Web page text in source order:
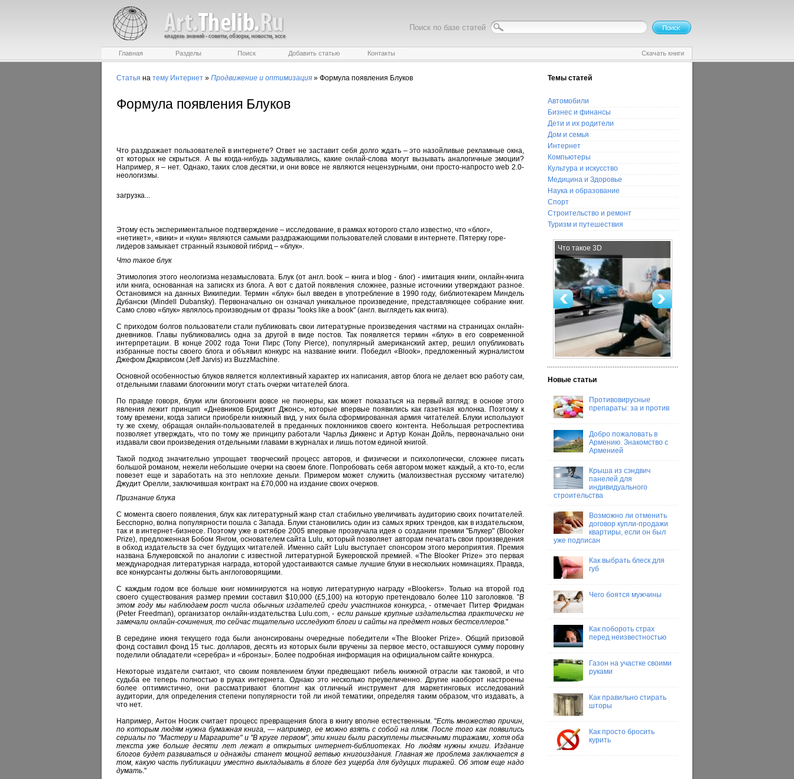
Поиск по базе статей
Главная Разделы Поиск Добавить статью Контакты Скачать книги
Статья на тему Интернет » Продвижение и оптимизация » Формула появления Блуков
Формула появления Блуков
Что раздражает пользователей в интернете? Ответ не заставит себя долго ждать – это назойливые рекламные окна,
от которых не скрыться. А вы когда-нибудь задумывались, какие онлай-слова могут вызывать аналогичные эмоции?
Например, я – нет. Однако, таких слов десятки, и они вовсе не являются нецензурными, они просто-напросто web 2.0-
неологизмы.
загрузка...
Этому есть экспериментальное подтверждение – исследование, в рамках которого стало известно, что «блог»,
«нетикет», «вики» и «куки» являются самыми раздражающими пользователей словами в интернете. Пятерку горе-
лидеров замыкает странный языковой гибрид – «блук».
Что такое блук
Этимология этого неологизма незамысловата. Блук (от англ. book – книга и blog - блог) - имитация книги, онлайн-книга
или книга, основанная на записях из блога. А вот с датой появления сложнее, разные источники утверждают разное.
Остановимся на данных Википедии. Термин «блук» был введен в употребление в 1990 году, библиотекарем Миндель
Дубански (Mindell Dubansky). Первоначально он означал уникальное произведение, представляющее собрание книг.
Само слово «блук» являлось производным от фразы "looks like a book" (англ. выглядеть как книга).
C приходом болгов пользователи стали публиковать свои литературные произведения частями на страницах онлайн-
дневников. Главы публиковались одна за другой в виде постов. Так появляется термин «блук» в его современной
интерпретации. В конце 2002 года Тони Пирс (Tony Pierce), популярный американский актер, решил опубликовать
избранные посты своего блога и объявил конкурс на название книги. Победил «Blook», предложенный журналистом
Джефом Джарвисом (Jeff Jarvis) из BuzzMachine.
Основной особенностью блуков является коллективный характер их написания, автор блога не делает всю работу сам,
отдельными главами блогокниги могут стать очерки читателей блога.
По правде говоря, блуки или блогокниги вовсе не пионеры, как может показаться на первый взгляд: в основе этого
явления лежит принцип «Дневников Бриджит Джонс», которые впервые появились как газетная колонка. Поэтому к
тому времени, когда записи приобрели книжный вид, у них была сформированная армия читателей. Блуки используют
ту же схему, обращая онлайн-пользователей в преданных поклонников своего контента. Небольшая ретроспектива
позволяет утверждать, что по тому же принципу работали Чарльз Диккенс и Артур Конан Дойль, первоначально они
издавали свои произведения отдельными главами в журналах и лишь потом единой книгой.
Такой подход значительно упрощает творческий процесс авторов, и физически и психологически, сложнее писать
большой романом, нежели небольшие очерки на своем блоге. Попробовать себя автором может каждый, а кто-то, если
повезет еще и заработать на это неплохие деньги. Примером может служить (малоизвестная русскому читателю)
Джудит Орелли, заключившая контракт на £70,000 на издание своих очерков.
Признание блука
С момента своего появления, блук как литературный жанр стал стабильно увеличивать аудиторию своих почитателей.
Бесспорно, волна популярности пошла с Запада. Блуки становились один из самых ярких трендов, как в издательском,
так и в интернет-бизнесе. Поэтому уже в октябре 2005 впервые прозвучала идея о создании премии "Блукер" (Blooker
Prize), предложенная Бобом Янгом, основателем сайта Lulu, который позволяет авторам печатать свои произведения
в обход издательств за счет будущих читателей. Именно сайт Lulu выступает спонсором этого мероприятия. Премия
названа Блукеровской по аналогии с известной литературной Букеровской премией. «The Blooker Prize» это первая
международная литературная награда, которой удостаиваются самые лучшие блуки в нескольких номинациях. Правда,
все конкурсанты должны быть англоговорящими.
С каждым годом все больше книг номинируются на новую литературную награду «Blookers». Только на второй год
своего существования размер премии составил $10,000 (£5,100) на которую претендовало более 110 заголовков. "В
этом году мы наблюдаем рост числа обычных издателей среди участников конкурса, - отмечает Питер Фридман
(Peter Freedman), организатор онлайн-издательства Lulu.com, - если раньше крупные издательства практически не
замечали онлайн-сочинения, то сейчас тщательно исследуют блоги и сайты на предмет новых бестселлеров."
В середине июня текущего года были анонсированы очередные победители «The Blooker Prize». Общий призовой
фонд составил фонд 15 тыс. долларов, десять из которых были вручены за первое место, оставшуюся сумму поровну
поделили обладатели «серебра» и «бронзы». Более подробная информация на официальном сайте конкурса.
Некоторые издатели считают, что своим появлением блуки предвещают гибель книжной отрасли как таковой, и что
судьба ее теперь полностью в руках интернета. Однако это несколько преувеличенно. Другие наоборот настроены
более оптимистично, они рассматривают блоггинг как отличный инструмент для маркетинговых исследований
аудитории, для определения степени популярности той ли иной тематики, определяя таким образом, что издавать, а
что нет.
Например, Антон Носик считает процесс превращения блога в книгу вполне естественным. "Есть множество причин,
по которым людям нужна бумажная книга, — например, ее можно взять с собой на пляж. После того как появились
сериалы по "Мастеру и Маргарите" и "В круге первом", эти книги были раскуплены тысячными тиражами, хотя оба
текста уже больше десяти лет лежат в открытых интернет-библиотеках. Но людям нужны книги. Издание
блогов будет развиваться и однажды станет мощной ветвью книгоиздания. Главная же проблема заключается в
том, какую часть публикации уместно выкладывать в блоге без ущерба для будущих тиражей. Об этом еще надо
думать."
Темы статей
Автомобили
Бизнес и финансы
Дети и их родители
Дом и семья
Интернет
Компьютеры
Культура и искусство
Медицина и Здоровье
Наука и образование
Спорт
Строительство и ремонт
Туризм и путешествия
Что такое 3D
Новые статьи
Противовирусные
препараты: за и против
Добро пожаловать в
Армению. Знакомство с
Арменией
Крыша из сэндвич
панелей для
индивидуального
строительства
Возможно ли отменить
договор купли-продажи
квартиры, если он был
уже подписан
Как выбрать блеск для
губ
Чего боятся мужчины
Как побороть страх
перед неизвестностью
Газон на участке своими
руками
Как правильно стирать
шторы
Как просто бросить
курить